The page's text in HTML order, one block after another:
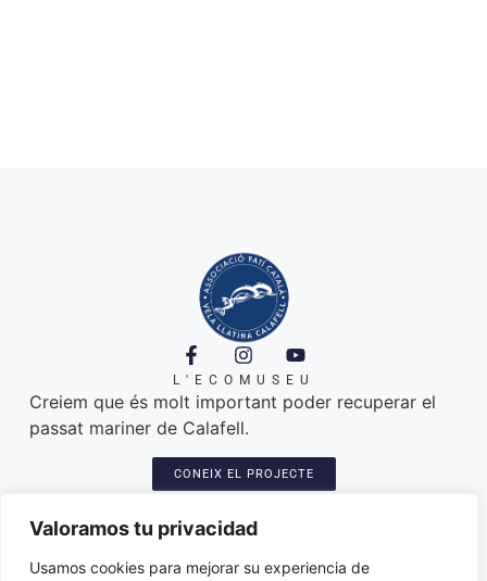
Valoramos tu privacidad
Usamos cookies para mejorar su experiencia de
L'ECOMUSEU
Creiem que és molt important poder recuperar el
passat mariner de Calafell.
CONEIX EL PROJECTE
Platja de Calafell. 43820
Seu: Carretera del Sanatori, 3
Amarres de les llatines: plaça del port